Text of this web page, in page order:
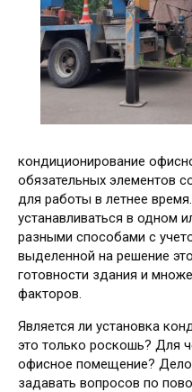
кондиционирование
обязательных элементов
для работы в летнее
устанавливаться в одном
разными способами с
выделенной на решение
готовности здания и
факторов.
Является ли установка
это только роскошь? Для
офисное помещение? Дело
задавать вопросов по